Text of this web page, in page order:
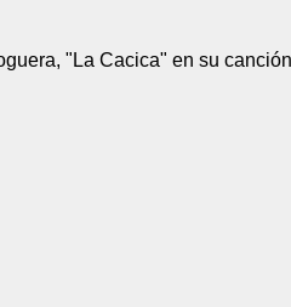
"La Cacica" en su canción